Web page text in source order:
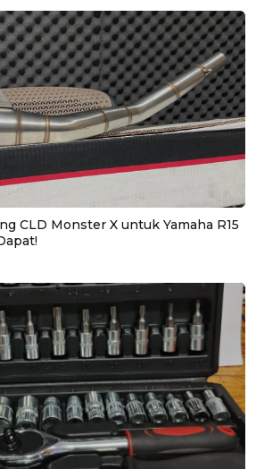
CLD Monster X untuk Yamaha R15